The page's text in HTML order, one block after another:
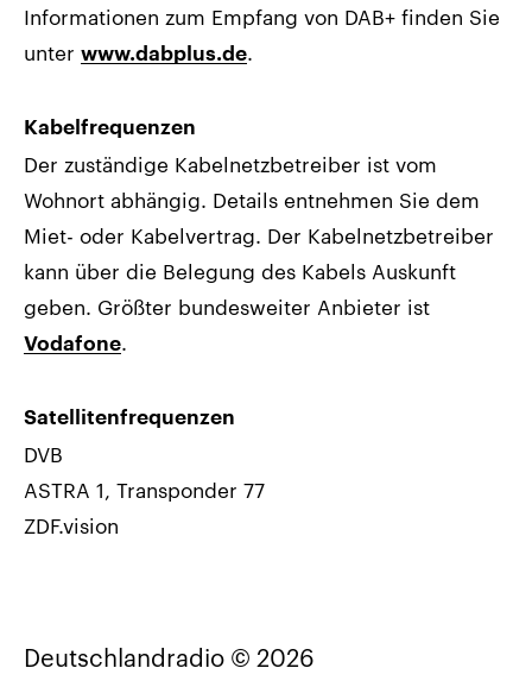
Informationen zum Empfang von DAB+ finden Sie
unter www.dabplus.de.
Kabelfrequenzen
Der zuständige Kabelnetzbetreiber ist vom
Wohnort abhängig. Details entnehmen Sie dem
Miet- oder Kabelvertrag. Der Kabelnetzbetreiber
kann über die Belegung des Kabels Auskunft
geben. Größter bundesweiter Anbieter ist
Vodafone.
Satellitenfrequenzen
DVB
ASTRA 1, Transponder 77
ZDF.vision
Deutschlandradio © 2026